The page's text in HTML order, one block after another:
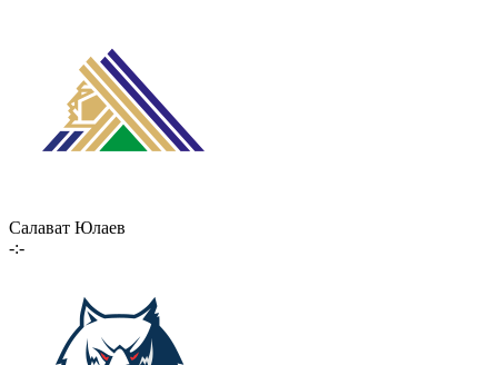
Салават Юлаев
-:-